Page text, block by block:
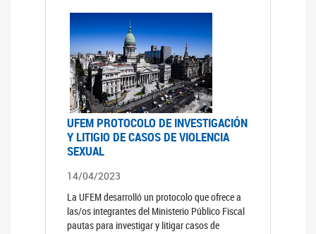
UFEM PROTOCOLO DE INVESTIGACIÓN
Y LITIGIO DE CASOS DE VIOLENCIA
SEXUAL
14/04/2023
La UFEM desarrolló un protocolo que ofrece a
las/os integrantes del Ministerio Público Fiscal
pautas para investigar y litigar casos de